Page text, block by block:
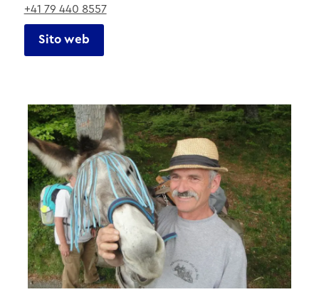
+41 79 440 8557
Sito web